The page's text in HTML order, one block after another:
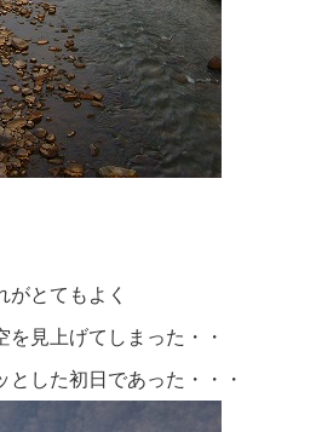
がとてもよく
見上げてしまった・・
した初日であった・・・